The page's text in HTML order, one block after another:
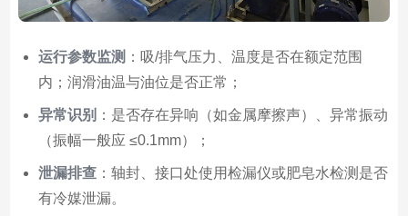
运行参数监测 ：吸/排气压力、温度是否在额定范围
内；润滑油温与油位是否正常；
异常识别 ：是否存在异响（如金属摩擦声）、异常振动
（振幅一般应 ≤0.1mm）；
泄漏排查：轴封、接口处使用检漏仪或肥皂水检测是否
有冷媒泄漏。